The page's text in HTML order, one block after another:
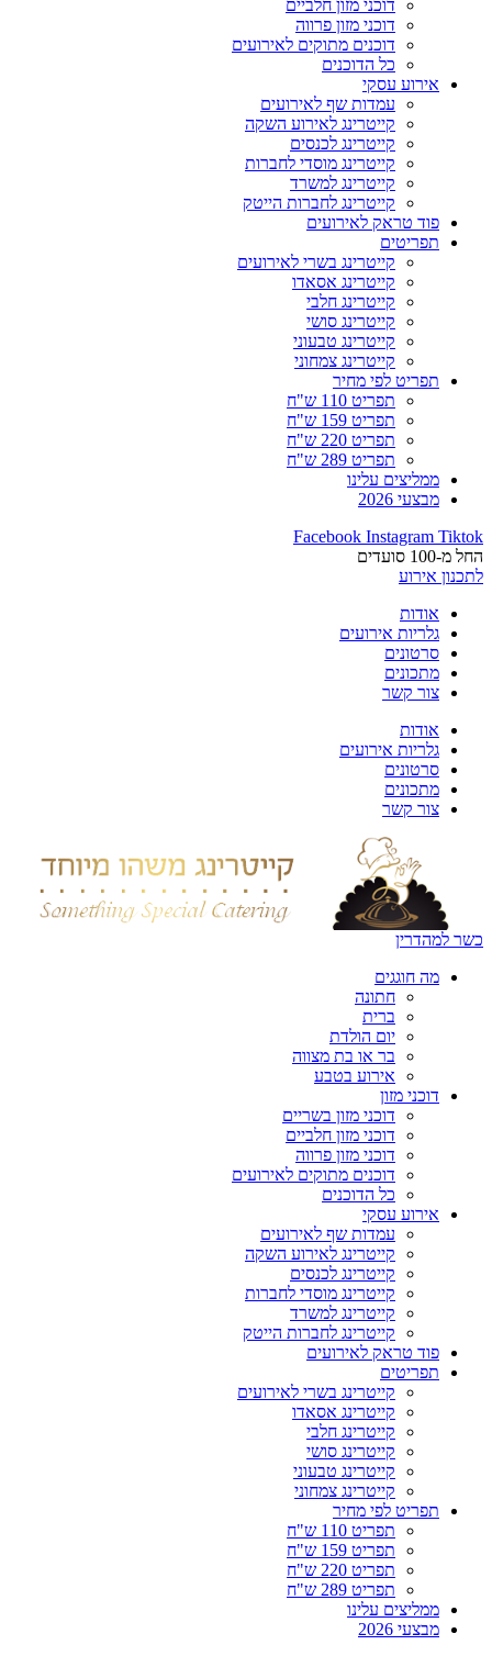
דוכני מזון חלביים
דוכני מזון פרווה
דוכנים מתוקים לאירועים
כל הדוכנים
אירוע עסקי
עמדות שף לאירועים
קייטרינג לאירוע השקה
קייטרינג לכנסים
קייטרינג מוסדי לחברות
קייטרינג למשרד
קייטרינג לחברות הייטק
פוד טראק לאירועים
תפריטים
קייטרינג בשרי לאירועים
קייטרינג אסאדו
קייטרינג חלבי
קייטרינג סושי
קייטרינג טבעוני
קייטרינג צמחוני
תפריט לפי מחיר
תפריט 110 ש"ח
תפריט 159 ש"ח
תפריט 220 ש"ח
תפריט 289 ש"ח
ממליצים עלינו
מבצעי 2026
Facebook Instagram Tiktok
החל מ-100 סועדים
לתכנון אירוע
אודות
גלריות אירועים
סרטונים
מתכונים
צור קשר
אודות
גלריות אירועים
סרטונים
מתכונים
צור קשר
כשר למהדרין
מה חוגגים
חתונה
ברית
יום הולדת
בר או בת מצווה
אירוע בטבע
דוכני מזון
דוכני מזון בשריים
דוכני מזון חלביים
דוכני מזון פרווה
דוכנים מתוקים לאירועים
כל הדוכנים
אירוע עסקי
עמדות שף לאירועים
קייטרינג לאירוע השקה
קייטרינג לכנסים
קייטרינג מוסדי לחברות
קייטרינג למשרד
קייטרינג לחברות הייטק
פוד טראק לאירועים
תפריטים
קייטרינג בשרי לאירועים
קייטרינג אסאדו
קייטרינג חלבי
קייטרינג סושי
קייטרינג טבעוני
קייטרינג צמחוני
תפריט לפי מחיר
תפריט 110 ש"ח
תפריט 159 ש"ח
תפריט 220 ש"ח
תפריט 289 ש"ח
ממליצים עלינו
מבצעי 2026